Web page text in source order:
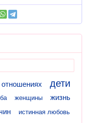
отношениях дети
женщины жизнь
истинная любовь